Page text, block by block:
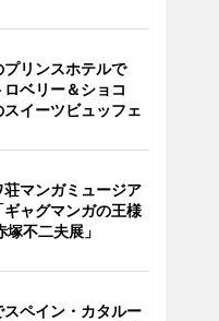
プリンスホテルで
ロベリー＆ショコ
スイーツビュッフェ
荘マンガミュージア
ギャグマンガの王様
塚不二夫展」
スペイン・カタルー